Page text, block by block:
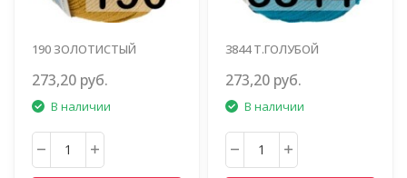
190 ЗОЛОТИСТЫЙ
273,20 руб.
В наличии
3844 Т.ГОЛУБОЙ
273,20 руб.
В наличии